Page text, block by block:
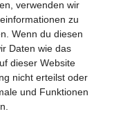
verwenden wir
zu
Wenn du diesen
Daten wie das
dieser Website
nicht erteilst oder
und Funktionen